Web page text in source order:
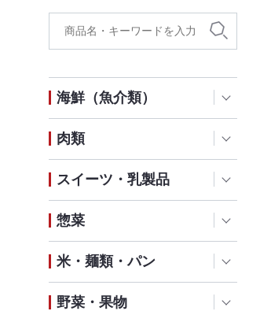
海鮮（魚介類）
肉類
スイーツ・乳製品
惣菜
米・麺類・パン
野菜・果物